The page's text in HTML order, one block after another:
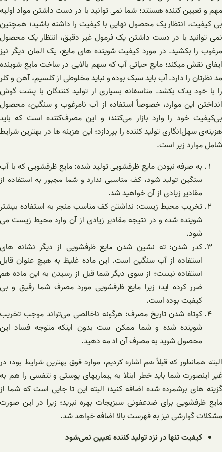
مهم و تعیین کننده هستند؛ شما نمی توانید با در دست داشتن مواد اولیه
بی کیفیت، انتظار یک محصول نهایی با کیفیت را داشته باشید؛ همچنین
نمی توانید با در دست داشتن یک فرمول غیر دقیق، انتظار یک محصول
مرغوب را بکشید. در مورد کیفیت شوینده های مایع، یک المان دیگر نیز
ایفای نقش میکند؛ مایع حیاتی آب که سهم بالایی در ساخت مایع شوینده
مد نظرتان را دارد. آب باید سبک بوده و نباید مخلوطی از کلسیم، آهن و کلر
را با خود یدک بکشد. متاسفانه بسیاری از تولید کنندگان با پشت گوش
انداختن این موارد، خصوصاً استفاده از آب نامرغوب و سنگین، محصول
بی‌کیفیت خود را وارد بازار می‌کنند؛ و این مصرف‌کننده است که باید
هزینه‌‌ی سهل‌انگاری تولید کننده را بپردازد؛ این هزینه ها در بهترین شرایط
شامل موارد زیر است.
به صرفه نبودن مایع ظرفشویی تولید شده: مایع ظرفشویی که با آب
سنگین تولید شود، کف مناسبی ندارد و شما مجبور به استفاده از
مقادیر زیادی از آن خواهید شد.
تخریب محیط زیست: نداشتن کف مناسب منجر به استفاده بیشتر
شوینده شده و در نتیجه مقادیر زیادی از آن وارد محیط زیست می
شود.
کدر شدن: ته نشین شدن مایع ظرفشویی از دیگر نشانه های
استفاده از آب سنگین است. این ماده غلیظ به هیچ عنوان قابل
استفاده نیست؛ از سوی دیگر شما قبل از رسیدن به این ماده هم
ضرر کرده اید؛ زیرا مایع ظرفشویی مورد مصرف شما رقیق و بی
کیفیت بوده است.
کوتاه شدن تاریخ مصرف: هرگونه ناخالصی می‌تواند موجب تخریب
شوینده شده و شما ممکن است بدون اینکه متوجه فساد این
محصول شوید به مصرف آن ادامه دهید.
البته همانطور که قبلاً هم اشاره کردیم، موارد فوق بهترین شرایط بود؛ در
غیر اینصورت شما باید خطر ابتلا به بیماریهای پوستی و تنفسی را هم به
گزینه های برشمرده شده اضافه کنید؛ البته این تا جایی است که شما از
مایع ظرفشویی برای ضدعفونی سبزیجات بهره نبرید؛ زیرا در این صورت
مشکلات گوارشی نیز به فهرست بالا اضافه خواهد شد.
کیفیت تنها در نزد تولید کننده تعیین نمی‌شود